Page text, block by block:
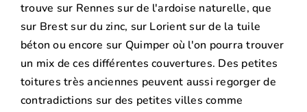
trouve sur Rennes sur de l'ardoise naturelle, que
sur Brest sur du zinc, sur Lorient sur de la tuile
béton ou encore sur Quimper où l'on pourra trouver
un mix de ces différentes couvertures. Des petites
toitures très anciennes peuvent aussi regorger de
contradictions sur des petites villes comme